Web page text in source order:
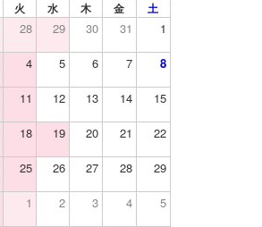
火 水 木 金 土
28 29 30 31 1
4 5 6 7 8
11 12 13 14 15
18 19 20 21 22
25 26 27 28 29
1 2 3 4 5